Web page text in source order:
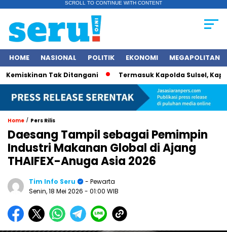
SCROLL TO CONTINUE WITH CONTENT
HOME NASIONAL POLITIK EKONOMI MEGAPOLITAN
Tak Ditangani Termasuk Kapolda Sulsel, Kapolri
Home / Pers Rilis
Daesang Tampil sebagai Pemimpin
Industri Makanan Global di Ajang
THAIFEX-Anuga Asia 2026
Tim Info Seru
- Pewarta
Senin, 18 Mei 2026 - 01:00 WIB